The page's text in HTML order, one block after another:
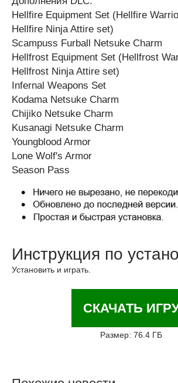
Hellfire Equipment Set (Hellfire
Hellfire Ninja Attire set)
Scampuss Furball Netsuke Charm
Hellfrost Equipment Set (Hellfrost
Hellfrost Ninja Attire set)
Infernal Weapons Set
Kodama Netsuke Charm
Chijiko Netsuke Charm
Kusanagi Netsuke Charm
Youngblood Armor
Lone Wolf's Armor
Season Pass
Инструкция по
Установить и играть.
СКАЧАТЬ
Размер: 76.4 ГБ